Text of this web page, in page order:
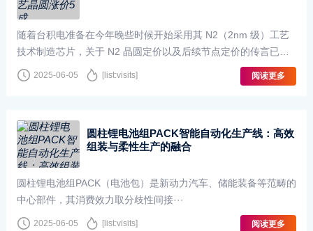
随着台积电准备在今年晚些时候开始采用其 N2（2nm 级）工艺
技术制造芯片，关于 N2 晶圆定价以及后续节点定价的传言已经
出现。我们已经知道，据报道，台积电计划对使用其 N3···
2025-06-05 [list:visits] 阅读更多
圆柱锂电池组PACK智能自动化生产线：高效
组装与柔性生产的融合
圆柱锂电池组PACK（电池包）是新动力汽车、储能装备等范畴的
中心部件，其消费效力取分歧性间接···
2025-06-05 [list:visits] 阅读更多